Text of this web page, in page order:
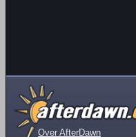
Over AfterDawn